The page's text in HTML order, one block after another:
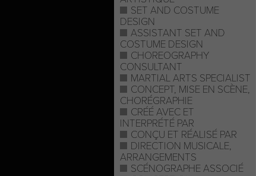
SET AND COSTUME
DESIGN
ASSISTANT SET AND
COSTUME DESIGN
CHOREOGRAPHY
CONSULTANT
MARTIAL ARTS SPECIALIST
CONCEPT, MISE EN SCÈNE,
CHORÉGRAPHIE
CRÉÉ AVEC ET
INTERPRÉTÉ PAR
CONÇU ET RÉALISÉ PAR
DIRECTION MUSICALE,
ARRANGEMENTS
SCÉNOGRAPHE ASSOCIÉ